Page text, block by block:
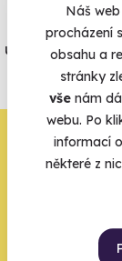
Náš
procházení
obsahu a
stránky
vše nám
webu. Po
informací
některé z
Jeden nikdy
úrazové
Zbývá
Váš e-mail je